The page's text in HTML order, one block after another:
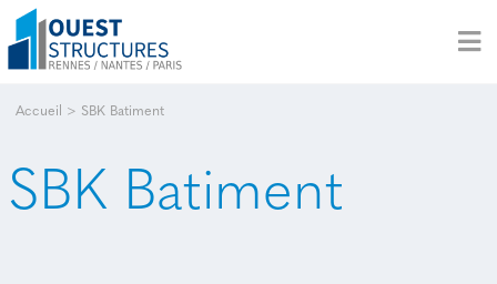
Accueil > SBK Batiment
SBK Batiment